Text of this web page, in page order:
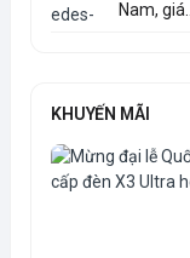
Nam,
KHUYẾN MÃI